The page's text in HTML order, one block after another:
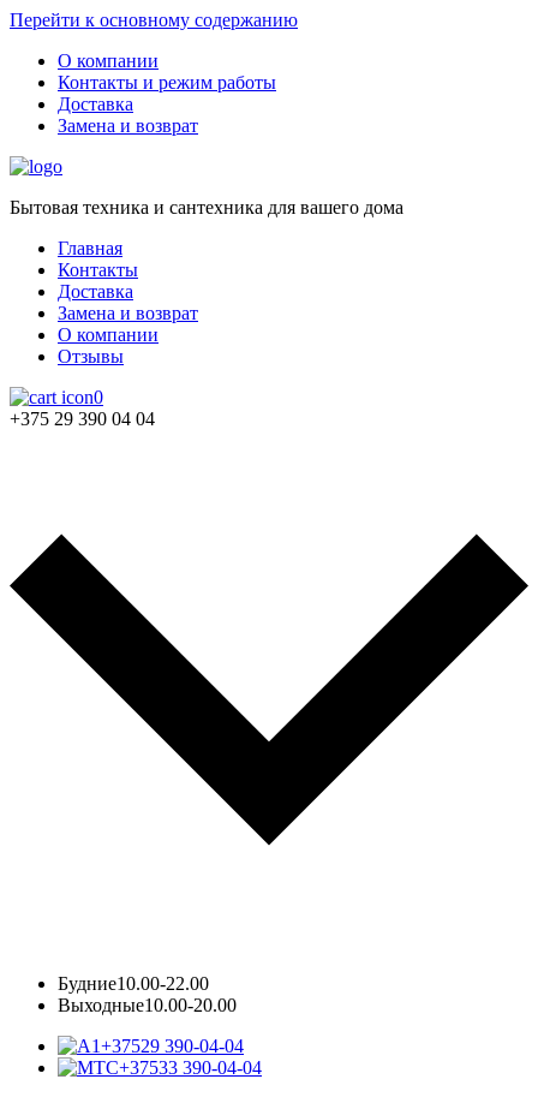
Перейти к основному содержанию
О компании
Контакты и режим работы
Доставка
Замена и возврат
Бытовая техника и сантехника для вашего дома
Главная
Контакты
Доставка
Замена и возврат
О компании
Отзывы
0
+375 29 390 04 04
Будние10.00-22.00
Выходные10.00-20.00
+37529 390-04-04
+37533 390-04-04